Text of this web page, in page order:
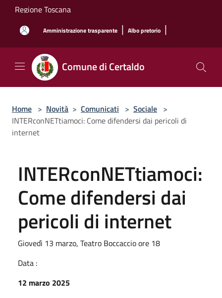
Salta al contenuto principale
Regione Toscana
Amministrazione trasparente | Albo pretorio |
Comune di Certaldo
Home > Novità > Comunicati > Sociale >
INTERconNETtiamoci: Come difendersi dai pericoli di
internet
INTERconNETtiamoci:
Come difendersi dai
pericoli di internet
Giovedì 13 marzo, Teatro Boccaccio ore 18
Data :
12 marzo 2025